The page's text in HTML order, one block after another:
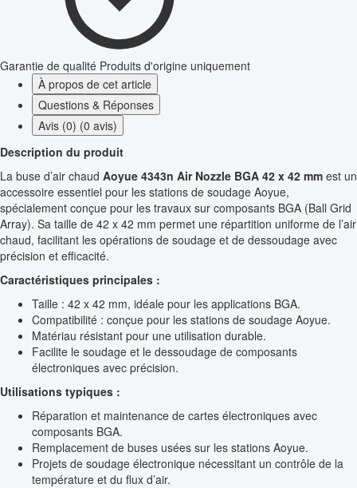
Garantie de qualité Produits d'origine uniquement
À propos de cet article
Questions & Réponses
Avis (0) (0 avis)
Description du produit
La buse d’air chaud Aoyue 4343n Air Nozzle BGA 42 x 42 mm est un
accessoire essentiel pour les stations de soudage Aoyue,
spécialement conçue pour les travaux sur composants BGA (Ball Grid
Array). Sa taille de 42 x 42 mm permet une répartition uniforme de l’air
chaud, facilitant les opérations de soudage et de dessoudage avec
précision et efficacité.
Caractéristiques principales :
Taille : 42 x 42 mm, idéale pour les applications BGA.
Compatibilité : conçue pour les stations de soudage Aoyue.
Matériau résistant pour une utilisation durable.
Facilite le soudage et le dessoudage de composants
électroniques avec précision.
Utilisations typiques :
Réparation et maintenance de cartes électroniques avec
composants BGA.
Remplacement de buses usées sur les stations Aoyue.
Projets de soudage électronique nécessitant un contrôle de la
température et du flux d’air.